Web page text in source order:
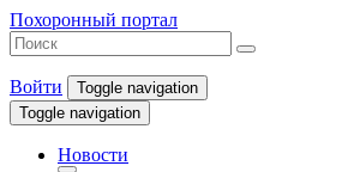
Похоронный портал
Войти
Toggle navigation
Toggle navigation
Новости